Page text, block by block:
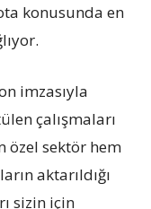
konusunda en
imzasıyla
çalışmaları
özel sektör hem
aktarıldığı
sizin için